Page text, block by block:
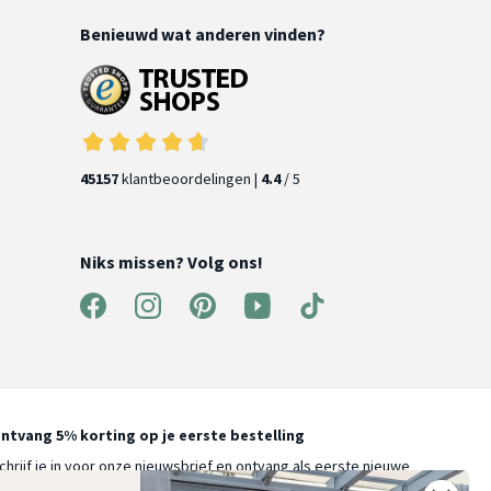
Benieuwd wat anderen vinden?
45157klantbeoordelingen | 4.4/ 5
Niks missen? Volg ons!
5% korting op je eerste bestelling
je in voor onze nieuwsbrief en ontvang als eerste nieuwe